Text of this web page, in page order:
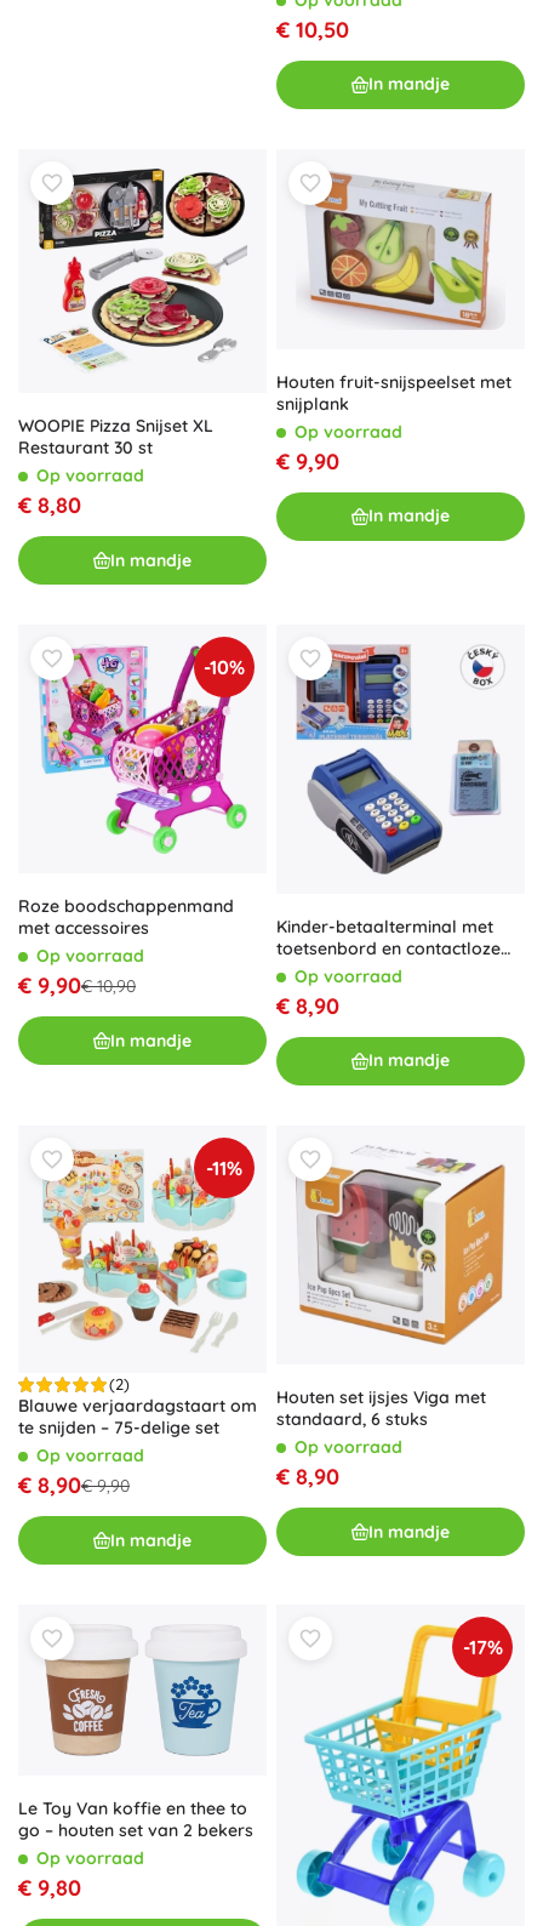
€ 10,50
In mandje
WOOPIE Pizza Snijset XL
Restaurant 30 st
Op voorraad
€ 8,80
In mandje
Houten fruit-snijspeelset met
snijplank
Op voorraad
€ 9,90
In mandje
-10%
Roze boodschappenmand
met accessoires
Op voorraad
€ 9,90€ 10,90
In mandje
Kinder-betaalterminal met
toetsenbord en contactloze
functie
Op voorraad
€ 8,90
In mandje
-11%
(2)
Blauwe verjaardagstaart om
te snijden – 75-delige set
Op voorraad
€ 8,90€ 9,90
In mandje
Houten set ijsjes Viga met
standaard, 6 stuks
Op voorraad
€ 8,90
In mandje
Le Toy Van koffie en thee to
go – houten set van 2 bekers
Op voorraad
€ 9,80
-17%